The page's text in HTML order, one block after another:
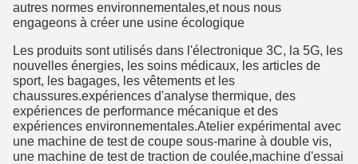
autres normes environnementales,et nous nous
engageons à créer une usine écologique
Les produits sont utilisés dans l'électronique 3C, la 5G, les
nouvelles énergies, les soins médicaux, les articles de
sport, les bagages, les vêtements et les
chaussures.expériences d'analyse thermique, des
expériences de performance mécanique et des
expériences environnementales.Atelier expérimental avec
une machine de test de coupe sous-marine à double vis,
une machine de test de traction de coulée,machine d'essai